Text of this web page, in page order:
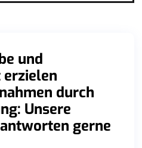
und
durch
Unsere
gerne